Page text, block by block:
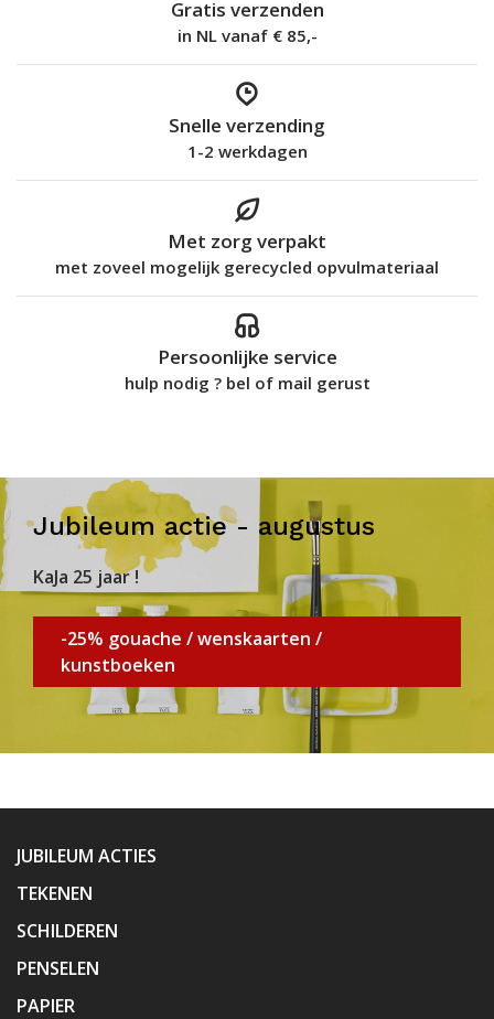
Gratis verzenden
in NL vanaf € 85,-
Snelle verzending
1-2 werkdagen
Met zorg verpakt
met zoveel mogelijk gerecycled opvulmateriaal
Persoonlijke service
hulp nodig ? bel of mail gerust
Jubileum actie - augustus
KaJa 25 jaar !
-25% gouache / wenskaarten /
kunstboeken
JUBILEUM ACTIES
TEKENEN
SCHILDEREN
PENSELEN
PAPIER